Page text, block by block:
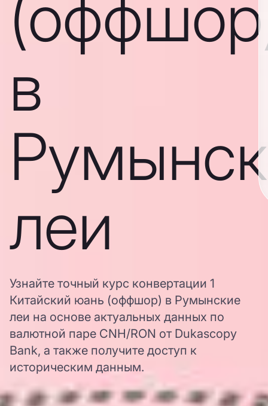
в
леи
Узнайте точный курс конвертации 1
Китайский юань (оффшор) в Румынские
леи на основе актуальных данных по
валютной паре CNH/RON от Dukascopy
Bank, а также получите доступ к
историческим данным.